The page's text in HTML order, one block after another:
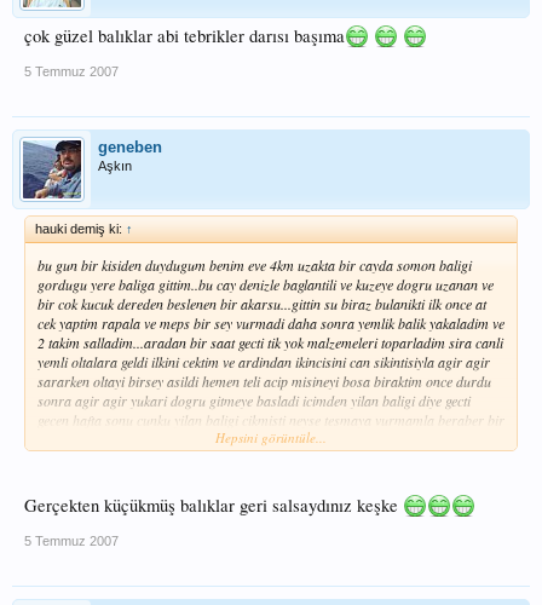
çok güzel balıklar abi tebrikler darısı başıma
5 Temmuz 2007
geneben
Aşkın
hauki demiş ki: ↑
bu gun bir kisiden duydugum benim eve 4km uzakta bir cayda somon baligi
gordugu yere baliga gittim..bu cay denizle baglantili ve kuzeye dogru uzanan ve
bir cok kucuk dereden beslenen bir akarsu...gittin su biraz bulanikti ilk once at
cek yaptim rapala ve meps bir sey vurmadi daha sonra yemlik balik yakaladim ve
2 takim salladim...aradan bir saat gecti tik yok malzemeleri toparladim sira canli
yemli oltalara geldi ilkini cektim ve ardindan ikincisini can sikintisiyla agir agir
sararken oltayi birsey asildi hemen teli acip misineyi bosa biraktim once durdu
sonra agir agir yukari dogru gitmeye basladi icimden yilan baligi diye gecti
gecen hafta sonu cunku yilan baligi cikmisti neyse tesmaya vurmamla beraber bir
asilma basladi bir baktim suyun ustunde bir baba zipliyor...yaklasik 15
parmak boyunda kizilkanat kullandim arkadaslar tek uclu igne ve gezer
kursun....2 hafta sonra kuzeye gitcez orda bol somon ve cesitli turler oldugunu
duyuyorum..insallah iyi bir av yapar donerim..asagida gecen haftadan kalma
saygilarimla..
Hepsini görüntüle...
Gerçekten küçükmüş balıklar geri salsaydınız keşke
5 Temmuz 2007